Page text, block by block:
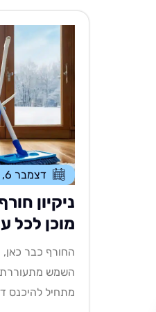
דצמבר 6, 2025
ניקיון
מוכן לכל
החורף כבר
השמש מתעוררת
מתחיל להיכנס